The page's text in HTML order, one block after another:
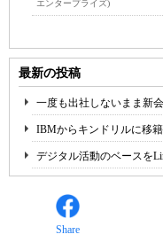
エンタープライズ)
最新の投稿
一度も出社しないまま新
IBMからキンドリルに移
デジタル活動のベースを
Share